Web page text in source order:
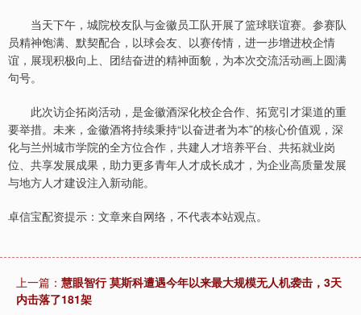
当天下午，城院校友队与金徽员工队开展了篮球联谊赛。参赛队
员精神饱满、默契配合，以球会友、以赛传情，进一步增进校企情
谊，展现积极向上、团结奋进的精神面貌，为本次交流活动画上圆满
句号。
此次访企拓岗活动，是金徽酒深化校企合作、拓宽引才渠道的重
要举措。未来，金徽酒将持续秉持“以奋进者为本”的核心价值观，深
化与兰州城市学院的全方位合作，共建人才培养平台、共拓就业岗
位、共享发展成果，助力更多青年人才成长成才，为企业高质量发展
与地方人才建设注入新动能。
卓信宝配资提示：文章来自网络，不代表本站观点。
上一篇： 慧眼智行 莫斯科遭遇今年以来最大规模无人机袭击，3天
内击落了181架